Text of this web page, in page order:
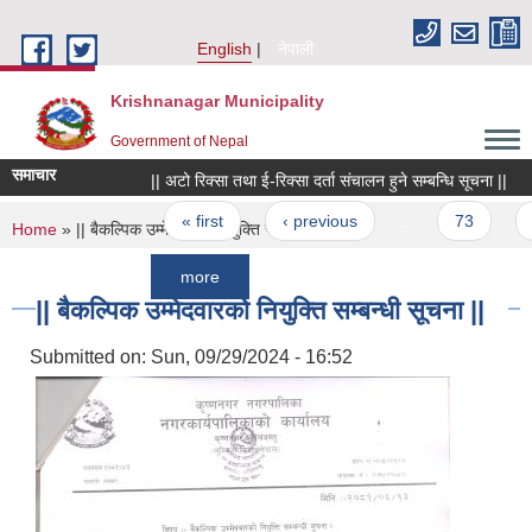
English
नेपाली
Krishnanagar Municipality
Government of Nepal
समाचार || अटो रिक्सा तथा ई-रिक्सा दर्ता संचालन हुने सम्बन्धि सूचना ||
Pages
« first ‹ previous
more
You are here
Home » || बैकल्पिक उम्मेदवारको नियुक्ति सम्बन्धी सूचना ||
|| बैकल्पिक उम्मेदवारको नियुक्ति सम्बन्धी सूचना ||
Submitted on: Sun, 09/29/2024 - 16:52